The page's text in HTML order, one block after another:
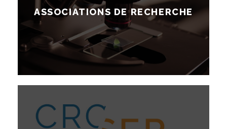
ASSOCIATIONS DE RECHERCHE